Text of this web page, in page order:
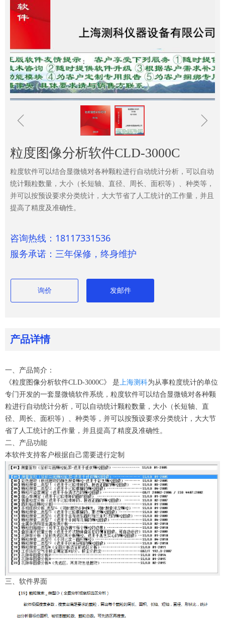
产品详情
一、产品简介：
《粒度图像分析软件CLD-3000C》
是上海测科为从事粒度统计的单位
专门开发的一套显微镜软件系统， 粒度软件可以结合显微镜对各种颗
粒进行自动统计分析，可以自动统计颗粒数量，大小（长短轴、直
径、周长、面积等）、种类等，并可以按预设要求分类统计，大大节
省了人工统计的工作量，并且提高了精度及准确性。
二、产品功能
本软件支持客户根据自己需要进行定制
三、软件界面
ꁆ ꁇ
粒度图像分析软件CLD-3000C
粒度软件可以结合显微镜对各种颗粒进行自动统计分析，可以自动
统计颗粒数量，大小（长短轴、直径、周长、面积等）、种类等，
并可以按预设要求分类统计，大大节省了人工统计的工作量，并且
提高了精度及准确性。
咨询热线：18117331536
服务承诺：三年保修，终身维护
询价 发邮件